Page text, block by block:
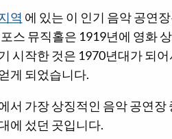
역 에 있는 이 인기 음악 공연
스 뮤직홀은 1919년에 영화
시작한 것은 1970년대가 되
게 되었습니다.
서 가장 상징적인 음악 공연
에 섰던 곳입니다.